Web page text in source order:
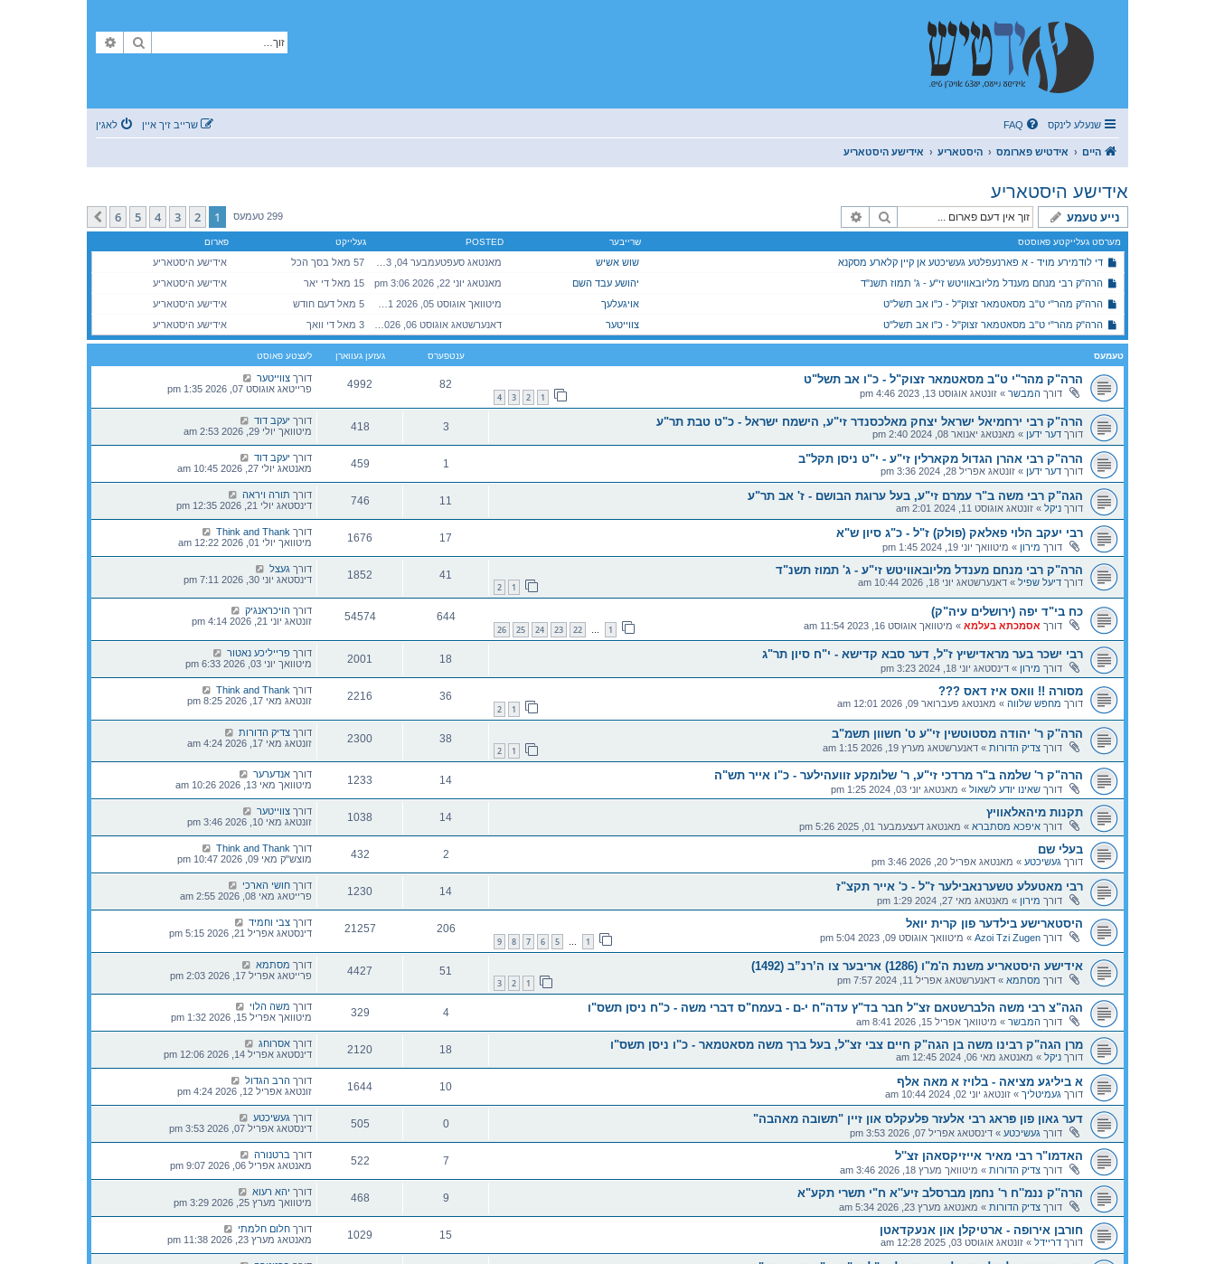
זוך
שנעלע לינקס FAQ לאגין שרייב זיך איין
היים אידטיש פארומס היסטאריע אידישע היסטאריע
אידישע היסטאריע
נייע טעמע זוך 299 טעמעס 1
2
3
4
5
6
קומענדיגע
מערסט געלייקטע פאוסטס שרייבער POSTED געלייקט פארום
די לודמירע מויד - א פארנעפלטע געשיכטע אן קיין קלארע מסקנא שוש אשיש 57 מאל בסך הכל
אידישע היסטאריע
הרה"ק רבי מנחם מענדל מליובאוויטש זי"ע - ג' תמוז תשנ"ד
יהושע עבד השם מאנטאג יוני 22, 2026 3:06 pm 15 מאל די יאר
אידישע היסטאריע
הרה"ק מהר"י ט"ב מסאטמאר זצוק"ל - כ"ו אב תשל"ט
אויגעלעך 5 מאל דעם חודש
אידישע היסטאריע
הרה"ק מהר"י ט"ב מסאטמאר זצוק"ל - כ"ו אב תשל"ט
צווייטער 3 מאל די וואך אידישע היסטאריע
טעמעס ענטפערס געזען געווארן לעצטע פאוסט
הרה"ק מהר"י ט"ב מסאטמאר זצוק"ל - כ"ו אב תשל"ט
דורך המבשר » זונטאג אוגוסט 13, 2023 4:46 pm 1
2
3
4
82
4992 דורך צווייטער
פרייטאג אוגוסט 07, 2026 1:35 pm
הרה"ק רבי ירחמיאל ישראל יצחק מאלכסנדר זי"ע, הישמח ישראל - כ"ט טבת תר"ע
דורך דער ידען » מאנטאג יאנואר 08, 2024 2:40 pm
3
418 דורך יעקב דוד
מיטוואך יולי 29, 2026 2:53 am
הרה"ק רבי אהרן הגדול מקארלין זי"ע - י"ט ניסן תקל"ב
דורך דער ידען » זונטאג אפריל 28, 2024 3:36 pm
1
459 דורך יעקב דוד
מאנטאג יולי 27, 2026 10:45 am
הגה"ק רבי משה ב"ר עמרם זי"ע, בעל ערוגת הבושם - ז' אב תר"ע
דורך ניקל » זונטאג אוגוסט 11, 2024 2:01 am
11
746 דורך תורה ויראה
דינסטאג יולי 21, 2026 12:35 pm
רבי יעקב הלוי פאלאק (פולק) ז"ל - כ"ג סיון ש"א
דורך מירון » מיטוואך יוני 19, 2024 1:45 pm
17
1676 דורך Think and Thank
מיטוואך יולי 01, 2026 12:22 am
הרה"ק רבי מנחם מענדל מליובאוויטש זי"ע - ג' תמוז תשנ"ד
דורך דיעל שפיל » דאנערשטאג יוני 18, 2026 10:44 am 1
2
41
1852 דורך געצל
דינסטאג יוני 30, 2026 7:11 pm
כח בי"ד יפה (ירושלים עיה"ק)
דורך אסמכתא בעלמא » מיטוואך אוגוסט 16, 2023 11:54 am 1
…
22
23
24
25
26
644
54574 דורך הויכראנגיק
זונטאג יוני 21, 2026 4:14 pm
רבי ישכר בער מראדישיץ ז"ל, דער סבא קדישא - י"ח סיון תר"ג
דורך מירון » דינסטאג יוני 18, 2024 3:23 pm
18
2001 דורך פרייליכע נאטור
מיטוואך יוני 03, 2026 6:33 pm
מסורה !! וואס איז דאס ???
דורך מחפש שלווה » מאנטאג פעברואר 09, 2026 12:01 am 1
2
36
2216 דורך Think and Thank
זונטאג מאי 17, 2026 8:25 pm
הרה''ק ר' יהודה מסטוטשין זי''ע ט' חשוון תשמ"ב
דורך צדיק הדורות » דאנערשטאג מערץ 19, 2026 1:15 am 1
2
38
2300 דורך צדיק הדורות
זונטאג מאי 17, 2026 4:24 am
הרה"ק ר' שלמה ב"ר מרדכי זי"ע, ר' שלומקע זוועהילער - כ"ו אייר תש"ה
דורך שאינו יודע לשאול » מאנטאג יוני 03, 2024 1:25 pm
14
1233 דורך אנדערער
מיטוואך מאי 13, 2026 10:26 am
תקנות מיהאלאוויץ
דורך איפכא מסתברא » מאנטאג דעצעמבער 01, 2025 5:26 pm
14
1038 דורך צווייטער
זונטאג מאי 10, 2026 3:46 pm
בעלי שם
דורך געשיכטע » מאנטאג אפריל 20, 2026 3:46 pm
2
432 דורך Think and Thank
מוצש"ק מאי 09, 2026 10:47 pm
רבי מאטעלע טשערנאבילער ז"ל - כ' אייר תקצ"ז
דורך מירון » מאנטאג מאי 27, 2024 1:29 pm
14
1230 דורך חושי הארכי
פרייטאג מאי 08, 2026 2:55 am
היסטארישע בילדער פון קרית יואל
דורך Azoi Tzi Zugen
» מיטוואך אוגוסט 09, 2023 5:04 pm 1
…
5
6
7
8
9
206
21257 דורך צבי וחמיד
דינסטאג אפריל 21, 2026 5:15 pm
אידישע היסטאריע משנת ה'מ"ו (1286) אריבער צו ה’רנ”ב (1492)
דורך מסתמא » דאנערשטאג אפריל 11, 2024 7:57 pm 1
2
3
51
4427 דורך מסתמא
פרייטאג אפריל 17, 2026 2:03 pm
הגה"צ רבי משה הלברשטאם זצ"ל חבר בד"ץ עדה"ח י-ם - בעמח"ס דברי משה - כ"ח ניסן תשס"ו
דורך המבשר » מיטוואך אפריל 15, 2026 8:41 am
4
329 דורך משה הלוי
מיטוואך אפריל 15, 2026 1:32 pm
מרן הגה"ק רבינו משה בן הגה"ק חיים צבי זצ"ל, בעל ברך משה מסאטמאר - כ"ו ניסן תשס"ו
דורך ניקל » מאנטאג מאי 06, 2024 12:45 am
18
2120 דורך אסרוחג
דינסטאג אפריל 14, 2026 12:06 pm
א ביליגע מציאה - בלויז א מאה אלף
דורך געמיטליך » זונטאג יוני 02, 2024 10:44 am
10
1644 דורך הרב הגדול
זונטאג אפריל 12, 2026 4:24 pm
דער גאון פון פּראג רבי אלעזר פלעקלס און זיין "תשובה מאהבה"
דורך געשיכטע » דינסטאג אפריל 07, 2026 3:53 pm
0
505 דורך געשיכטע
דינסטאג אפריל 07, 2026 3:53 pm
האדמו"ר רבי מאיר אייזיקסאהן זצ''ל
דורך צדיק הדורות » מיטוואך מערץ 18, 2026 3:46 am
7
522 דורך ברטנורה
מאנטאג אפריל 06, 2026 9:07 pm
הרה''ק ננמ''ח ר' נחמן מברסלב זיע''א ח"י תשרי תקע"א
דורך צדיק הדורות » מאנטאג מערץ 23, 2026 5:34 am
9
468 דורך יהא רעוא
מיטוואך מערץ 25, 2026 3:29 pm
חורבן אירופה - ארטיקלן און אנעקדאטן
דורך דריידל » זונטאג אוגוסט 03, 2025 12:28 am
15
1029 דורך חלום חלמתי
מאנטאג מערץ 23, 2026 11:38 pm